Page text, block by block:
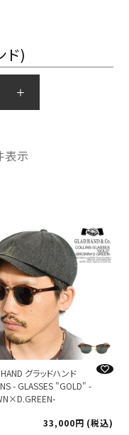
ド)
表示
グラッドハンド
- GLASSES "GOLD" -
33,000
税込